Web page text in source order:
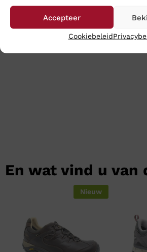
Accepteer
Cookiebeleid
uw aankopen binnen 24 uur binnen.
voor de gehele collectie van
En wat vind u van
Nieuw